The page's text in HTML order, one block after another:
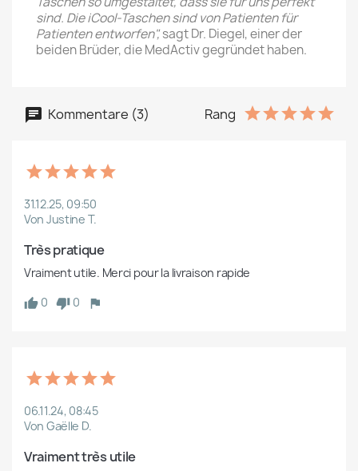
sind. Die iCool-Taschen sind von Patienten für
Patienten entworfen",sagt Dr. Diegel, einer der
beiden Brüder, die MedActiv gegründet haben.
Kommentare (3) Rang
31.12.25, 09:50
Von Justine T.
Très pratique
Vraiment utile. Merci pour la livraison rapide
0
0
06.11.24, 08:45
Von Gaëlle D.
Vraiment très utile